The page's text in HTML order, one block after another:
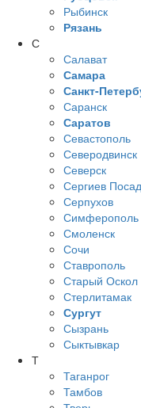
Рыбинск
Рязань
С
Салават
Самара
Санкт-
Саранск
Саратов
Севастополь
Северодвинск
Северск
Сергиев Посад
Серпухов
Симферополь
Смоленск
Сочи
Ставрополь
Старый Оскол
Стерлитамак
Сургут
Сызрань
Сыктывкар
Т
Таганрог
Тамбов